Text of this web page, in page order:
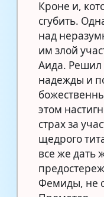
Кроне и,
сгубить.
над
им злой
Аида. Решил
надежды и
этом
страх за
щедрого
все же дать
Фемиды, не